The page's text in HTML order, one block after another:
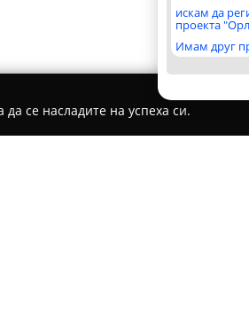
искам да
проекта
Имам друг
се насладите на успеха си.